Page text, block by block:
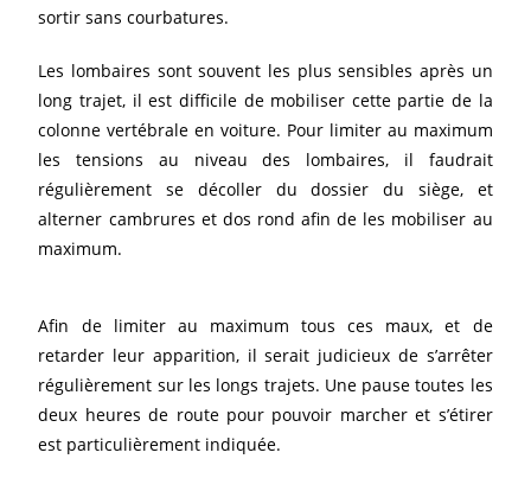
sortir sans courbatures.
Les lombaires sont souvent les plus sensibles après un
long trajet, il est difficile de mobiliser cette partie de la
colonne vertébrale en voiture. Pour limiter au maximum
les tensions au niveau des lombaires, il faudrait
régulièrement se décoller du dossier du siège, et
alterner cambrures et dos rond afin de les mobiliser au
maximum.
Afin de limiter au maximum tous ces maux, et de
retarder leur apparition, il serait judicieux de s’arrêter
régulièrement sur les longs trajets. Une pause toutes les
deux heures de route pour pouvoir marcher et s’étirer
est particulièrement indiquée.